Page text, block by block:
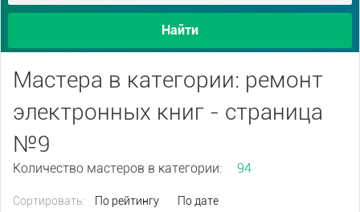
Найти
Мастера в категории: ремонт
электронных книг - страница
№9
Количество мастеров в категории: 94
Сортировать: По рейтингу По дате